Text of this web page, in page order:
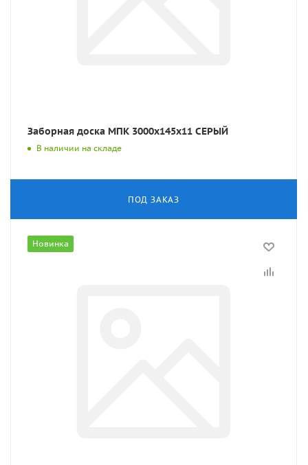
Заборная доска МПК 3000x145x11 СЕРЫЙ
В наличии на складе
ПОД ЗАКАЗ
Новинка